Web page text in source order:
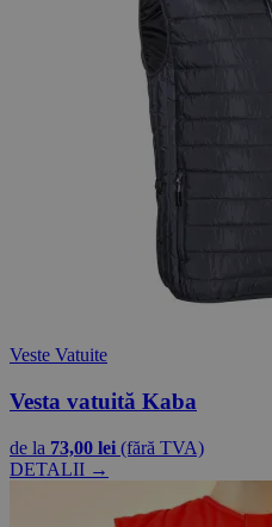
Veste Vatuite
Vesta vatuită Kaba
de la 73,00 lei (fără TVA)
DETALII →